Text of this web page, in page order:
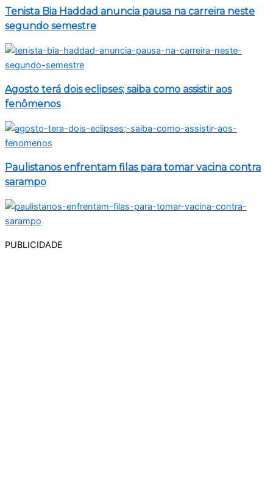
Tenista Bia Haddad anuncia pausa na carreira neste
segundo semestre
Agosto terá dois eclipses; saiba como assistir aos
fenômenos
Paulistanos enfrentam filas para tomar vacina contra
sarampo
PUBLICIDADE